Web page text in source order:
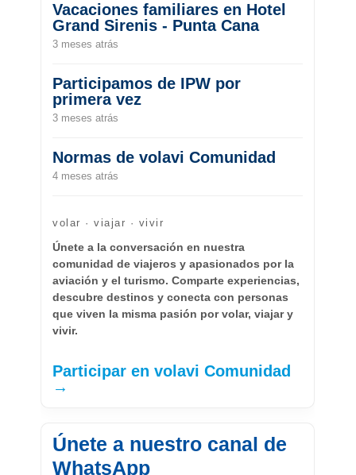
Vacaciones familiares en Hotel
Grand Sirenis - Punta Cana
3 meses atrás
Participamos de IPW por
primera vez
3 meses atrás
Normas de volavi Comunidad
4 meses atrás
volar · viajar · vivir
Únete a la conversación en nuestra
comunidad de viajeros y apasionados por la
aviación y el turismo. Comparte experiencias,
descubre destinos y conecta con personas
que viven la misma pasión por volar, viajar y
vivir.
Participar en volavi Comunidad
→
Únete a nuestro canal de
WhatsApp